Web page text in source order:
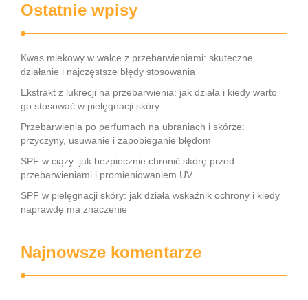
Ostatnie wpisy
Kwas mlekowy w walce z przebarwieniami: skuteczne
działanie i najczęstsze błędy stosowania
Ekstrakt z lukrecji na przebarwienia: jak działa i kiedy warto
go stosować w pielęgnacji skóry
Przebarwienia po perfumach na ubraniach i skórze:
przyczyny, usuwanie i zapobieganie błędom
SPF w ciąży: jak bezpiecznie chronić skórę przed
przebarwieniami i promieniowaniem UV
SPF w pielęgnacji skóry: jak działa wskaźnik ochrony i kiedy
naprawdę ma znaczenie
Najnowsze komentarze